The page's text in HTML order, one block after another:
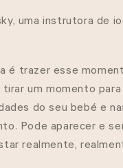
uma instrutora de
é trazer esse
um momento para
do seu bebé e
Pode aparecer e
realmente,